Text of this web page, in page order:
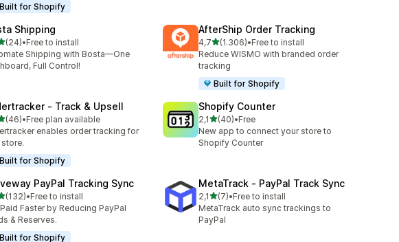
Built for Shopify
Shipping
5 estrelas
(24)de avaliações
•Free to install
Shipping with Bosta—One
Full Control!
AfterShip Order Tracking
4,7de 5 estrelas
(1.306)
1306 total de avaliações
•Free to install
Reduce WISMO with branded order
tracking
Built for Shopify
‑ Track & Upsell
5 estrelas
(46)de avaliações
•Free plan available
enables order tracking for
Built for Shopify
Shopify Counter
2,1de 5 estrelas
(40)
40 total de avaliações
•Free
New app to connect your store to
Shopify Counter
PayPal Tracking Sync
5 estrelas
(132)de avaliações
•Free to install
Faster by Reducing PayPal
& Reserves.
Built for Shopify
MetaTrack ‑ PayPal Track Sync
2,1de 5 estrelas
(7)
7 total de avaliações
•Free to install
MetaTrack auto sync trackings to
PayPal